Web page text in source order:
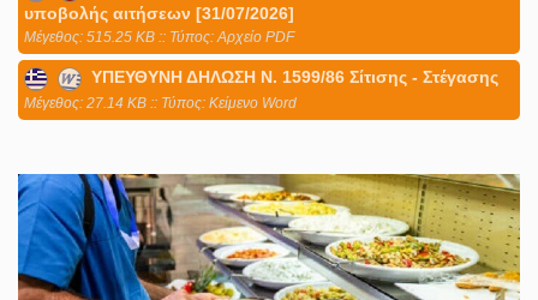
υποβολής αιτήσεων [31/07/2026]
Mέγεθος: 515.25 KB :: Τύπος: Αρχείο PDF
ΥΠΕΥΘΥΝΗ ΔΗΛΩΣΗ Ν. 1599/86 Σίτισης - Στέγασης
Mέγεθος: 27.14 KB :: Τύπος: Kείμενο Word